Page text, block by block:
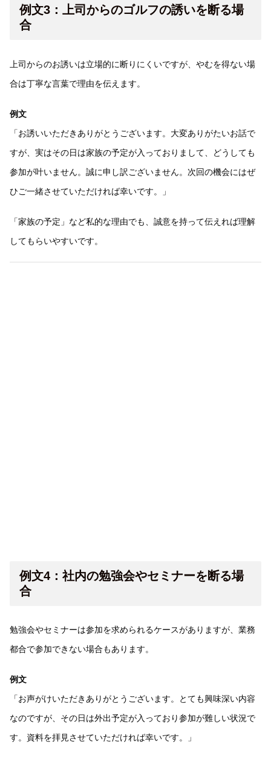
例文3：上司からのゴルフの誘いを断る場
合
上司からのお誘いは立場的に断りにくいですが、やむを得ない場
合は丁寧な言葉で理由を伝えます。
例文
「お誘いいただきありがとうございます。大変ありがたいお話で
すが、実はその日は家族の予定が入っておりまして、どうしても
参加が叶いません。誠に申し訳ございません。次回の機会にはぜ
ひご一緒させていただければ幸いです。」
「家族の予定」など私的な理由でも、誠意を持って伝えれば理解
してもらいやすいです。
例文4：社内の勉強会やセミナーを断る場
合
勉強会やセミナーは参加を求められるケースがありますが、業務
都合で参加できない場合もあります。
例文
「お声がけいただきありがとうございます。とても興味深い内容
なのですが、その日は外出予定が入っており参加が難しい状況で
す。資料を拝見させていただければ幸いです。」